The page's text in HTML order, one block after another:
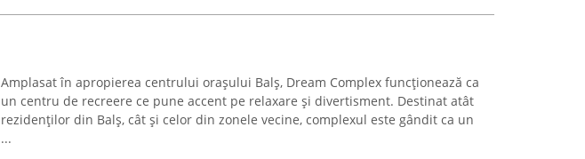
Amplasat în apropierea centrului orașului Balș, Dream Complex funcționează ca
un centru de recreere ce pune accent pe relaxare și divertisment. Destinat atât
rezidenților din Balș, cât și celor din zonele vecine, complexul este gândit ca un
...